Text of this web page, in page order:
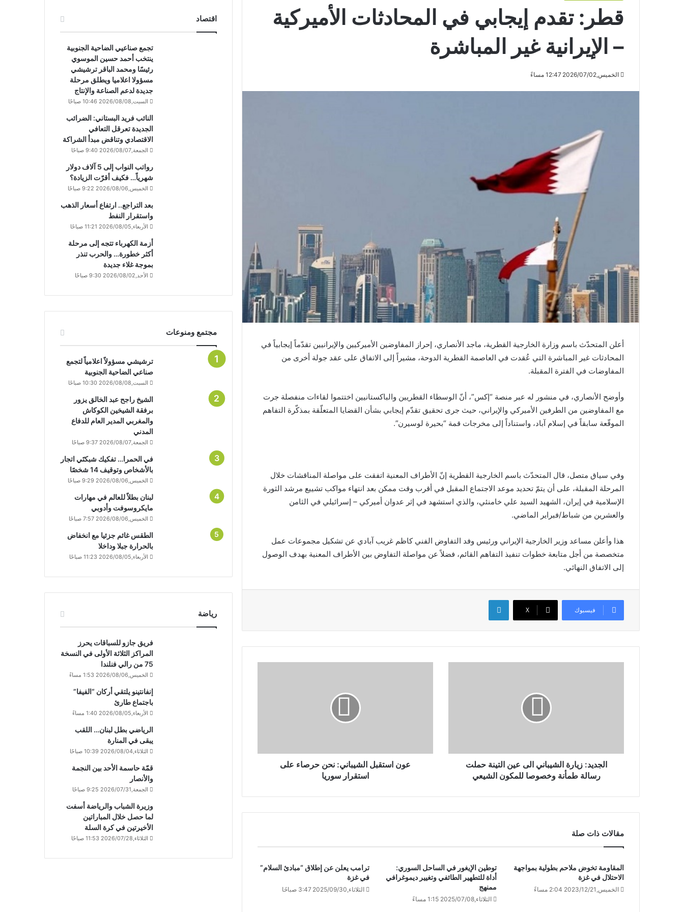
قطر: تقدم إيجابي في المحادثات الأميركية
– الإيرانية غير المباشرة
الخميس,2026/07/02 12:47 مساءً
أعلن المتحدّث باسم وزارة الخارجية القطرية، ماجد الأنصاري، إحراز المفاوضين الأميركيين والإيرانيين تقدّماً إيجابياً في
المحادثات غير المباشرة التي عُقدت في العاصمة القطرية الدوحة، مشيراً إلى الاتفاق على عقد جولة أخرى من
المفاوضات في الفترة المقبلة.
وأوضح الأنصاري، في منشور له عبر منصة “إكس”، أنّ الوسطاء القطريين والباكستانيين اختتموا لقاءات منفصلة جرت
مع المفاوضين من الطرفين الأميركي والإيراني، حيث جرى تحقيق تقدّم إيجابي بشأن القضايا المتعلّقة بمذكّرة التفاهم
الموقّعة سابقاً في إسلام آباد، واستناداً إلى مخرجات قمة “بحيرة لوسيرن”.
وفي سياق متصل، قال المتحدّث باسم الخارجية القطرية إنّ الأطراف المعنية اتفقت على مواصلة المناقشات خلال
المرحلة المقبلة، على أن يتمّ تحديد موعد الاجتماع المقبل في أقرب وقت ممكن بعد انتهاء مواكب تشييع مرشد الثورة
الإسلامية في إيران، الشهيد السيد علي خامنئي، والذي استشهد في إثر عدوان أميركي – إسرائيلي في الثامن
والعشرين من شباط/فبراير الماضي.
هذا وأعلن مساعد وزير الخارجية الإيراني ورئيس وفد التفاوض الفني كاظم غريب آبادي عن تشكيل مجموعات عمل
متخصصة من أجل متابعة خطوات تنفيذ التفاهم القائم، فضلاً عن مواصلة التفاوض بين الأطراف المعنية بهدف الوصول
إلى الاتفاق النهائي.
فيسبوك X
لينكدإن
الجديد: زيارة الشيباني الى عين التينة حملت
رسالة طمأنة وخصوصا للمكون الشيعي
عون استقبل الشيباني: نحن حرصاء على
استقرار سوريا
مقالات ذات صلة
المقاومة تخوض ملاحم بطولية بمواجهة
الاحتلال في غزة
الخميس,2023/12/21 2:04 مساءً
توطين الإيغور في الساحل السوري:
أداة للتطهير الطائفي وتغيير ديموغرافي
ممنهج
الثلاثاء,2025/07/08 1:15 مساءً
ترامب يعلن عن إطلاق “مبادئ السلام”
في غزة
الثلاثاء,2025/09/30 3:47 صباحًا
اقتصاد
تجمع صناعيي الضاحية الجنوبية
ينتخب أحمد حسين الموسوي
رئيسًا ومحمد الباقر ترشيشي
مسؤولا اعلاميا ويطلق مرحلة
جديدة لدعم الصناعة والإنتاج
السبت,2026/08/08 10:46 صباحًا
النائب فريد البستاني: الضرائب
الجديدة تعرقل التعافي
الاقتصادي وتناقض مبدأ الشراكة
الجمعة,2026/08/07 9:40 صباحًا
رواتب النواب إلى 5 آلاف دولار
شهرياً… فكيف أقرّت الزيادة؟
الخميس,2026/08/06 9:22 صباحًا
بعد التراجع.. ارتفاع أسعار الذهب
واستقرار النفط
الأربعاء,2026/08/05 11:21 صباحًا
أزمة الكهرباء تتجه إلى مرحلة
أكثر خطورة… والحرب تنذر
بموجة غلاء جديدة
الأحد,2026/08/02 9:30 صباحًا
مجتمع ومنوعات
ترشيشي مسؤولاً اعلامياً لتجمع
صناعي الضاحية الجنوبية
السبت,2026/08/08 10:30 صباحًا
الشيخ راجح عبد الخالق يزور
برفقة الشيخين الكوكاش
والمغربي المدير العام للدفاع
المدني
الجمعة,2026/08/07 9:37 صباحًا
في الحمرا… تفكيك شبكتَي اتجار
بالأشخاص وتوقيف 14 شخصًا
الخميس,2026/08/06 9:29 صباحًا
لبنان بطلاً للعالم في مهارات
مايكروسوفت وأدوبي
الخميس,2026/08/06 7:57 صباحًا
الطقس غائم جزئيا مع انخفاض
بالحرارة جبلا وداخلا
الأربعاء,2026/08/05 11:23 صباحًا
رياضة
فريق جازو للسباقات يحرز
المراكز الثلاثة الأولى في النسخة
75 من رالي فنلندا
الخميس,2026/08/06 1:53 مساءً
إنفانتينو يلتقي أركان “الفيفا”
باجتماع طارئ
الأربعاء,2026/08/05 1:40 مساءً
الرياضي بطل لبنان… اللقب
يبقى في المنارة
الثلاثاء,2026/08/04 10:39 صباحًا
قمّة حاسمة الأحد بين النجمة
والأنصار
الجمعة,2026/07/31 9:25 صباحًا
وزيرة الشباب والرياضة أسفت
لما حصل خلال المباراتين
الأخيرتين في كرة السلة
الثلاثاء,2026/07/28 11:53 صباحًا